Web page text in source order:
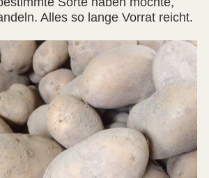
Alles so lange Vorrat reicht.